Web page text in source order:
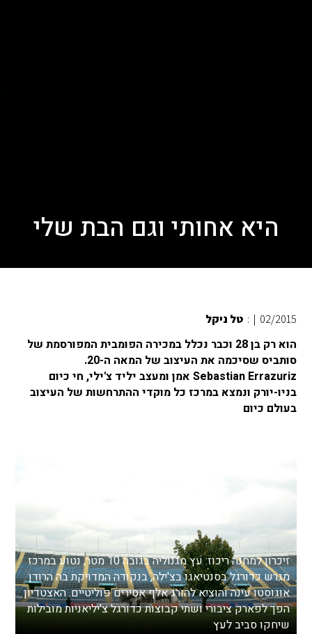
היא אחותי וגם הבת שלי
02/2015
|
:טל ניקל
הוא רק בן 28 וכבר נכלל במכירה הפומבית המפורסמת של
סותביס שסיכמה את העיצוב של המאה ה-20.
Sebastian Errazuriz אמן ומעצב יליד צ'ילי, חי כיום
בניו-יורק ונמצא במרכז כל מוקדי ההתרחשות של העיצוב
בעולם כיום
זיכרון למחנה ריכוז: עץ מגנוליה בגובה 10 מטר, נטוע במרכז
מגרש כדורגל בסנטיאגו בצ'ילה, בנקודה המדויקת בה הרודן
אוגוסטו עינה והוציא להורג אלף אסירים פוליטיים. האצטדיון
הפך לפארק ציבורי ושתי קבוצות כדורגל צ'יליאניות מובילות
שיחקו סביב לעץ